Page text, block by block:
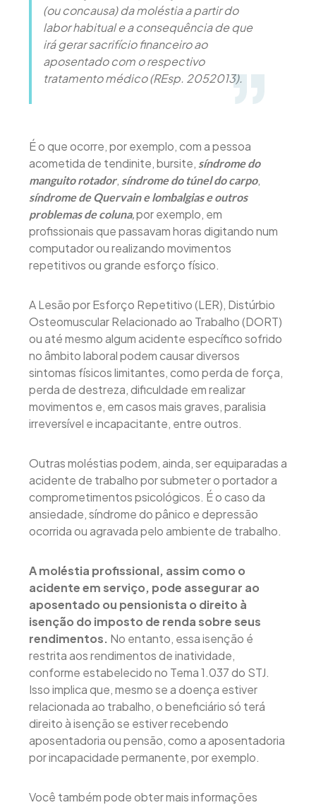
(ou concausa) da moléstia a partir do
labor habitual e a consequência de que
irá gerar sacrifício financeiro ao
aposentado com o respectivo
tratamento médico (REsp. 2052013).
É o que ocorre, por exemplo, com a pessoa
acometida de tendinite, bursite, síndrome do
manguito rotador, síndrome do túnel do carpo,
síndrome de Quervain e lombalgias e outros
problemas de coluna, por exemplo, em
profissionais que passavam horas digitando num
computador ou realizando movimentos
repetitivos ou grande esforço físico.
A Lesão por Esforço Repetitivo (LER), Distúrbio
Osteomuscular Relacionado ao Trabalho (DORT)
ou até mesmo algum acidente específico sofrido
no âmbito laboral podem causar diversos
sintomas físicos limitantes, como perda de força,
perda de destreza, dificuldade em realizar
movimentos e, em casos mais graves, paralisia
irreversível e incapacitante, entre outros.
Outras moléstias podem, ainda, ser equiparadas a
acidente de trabalho por submeter o portador a
comprometimentos psicológicos. É o caso da
ansiedade, síndrome do pânico e depressão
ocorrida ou agravada pelo ambiente de trabalho.
A moléstia profissional, assim como o
acidente em serviço, pode assegurar ao
aposentado ou pensionista o direito à
isenção do imposto de renda sobre seus
rendimentos. No entanto, essa isenção é
restrita aos rendimentos de inatividade,
conforme estabelecido no Tema 1.037 do STJ.
Isso implica que, mesmo se a doença estiver
relacionada ao trabalho, o beneficiário só terá
direito à isenção se estiver recebendo
aposentadoria ou pensão, como a aposentadoria
por incapacidade permanente, por exemplo.
Você também pode obter mais informações